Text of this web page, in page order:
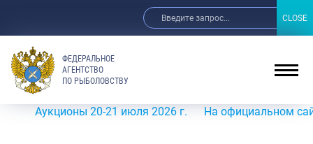
ФЕДЕРАЛЬНОЕ
АГЕНТСТВО
ПО РЫБОЛОВСТВУ
20-21 июля 2026 г. На официальном сайте
CLOSE
CLOSE